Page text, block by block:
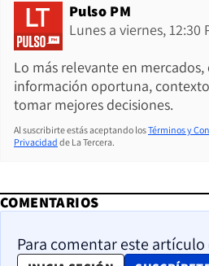
Pulso PM
Lunes a viernes, 12:30
Lo más relevante en mercados,
información oportuna,
tomar mejores decisiones.
Al suscribirte estás aceptando losTérminos y
Privacidad de La Tercera.
COMENTARIOS
Para comentar este